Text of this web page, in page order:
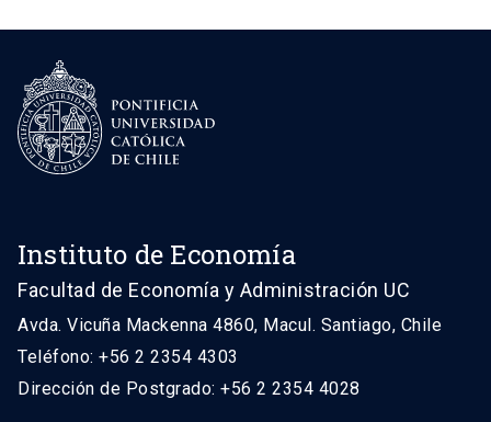
Instituto de Economía
Facultad de Economía y Administración UC
Avda. Vicuña Mackenna 4860, Macul. Santiago, Chile
Teléfono: +56 2 2354 4303
Dirección de Postgrado: +56 2 2354 4028